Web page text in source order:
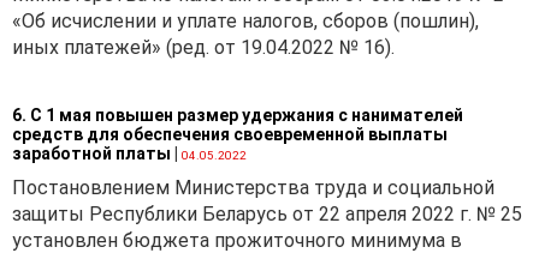
«Об исчислении и уплате налогов, сборов (пошлин),
иных платежей» (ред. от 19.04.2022 № 16).
6. С 1 мая повышен размер удержания с нанимателей
средств для обеспечения своевременной выплаты
заработной платы
04.05.2022
Постановлением Министерства труда и социальной
защиты Республики Беларусь от 22 апреля 2022 г. № 25
установлен бюджета прожиточного минимума в